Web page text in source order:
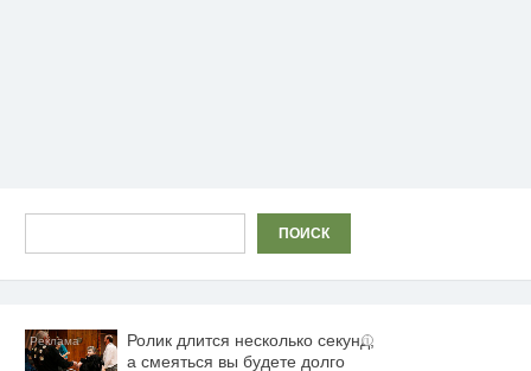
ПОИСК
i
Ролик длится несколько секунд,
а смеяться вы будете долго